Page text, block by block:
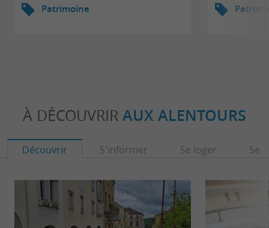
Patrimoine
À DÉCOUVRIR AUX ALENTOURS
Découvrir S'informer Se loger Se